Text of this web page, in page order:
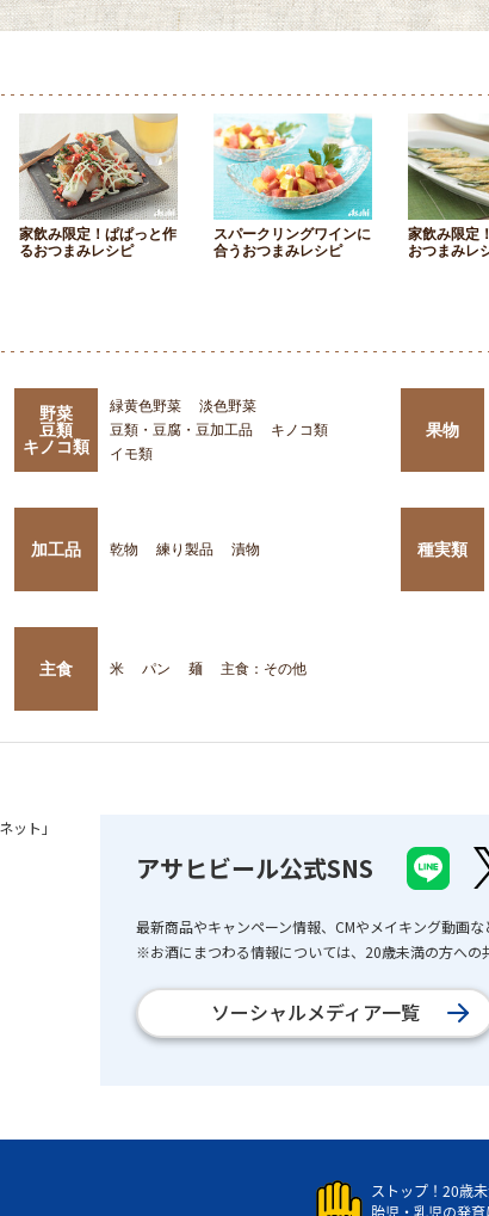
家飲み限定！ぱぱっと作
るおつまみレシピ
スパークリングワインに
合うおつまみレシピ
家飲み限定
おつまみレ
野菜
豆類
キノコ類
緑黄色野菜
淡色野菜
豆類・豆腐・豆加工品
キノコ類
イモ類
果物
加工品 乾物 練り製品 漬物 種実類
主食 米 パン 麺 主食：その他
ット」
アサヒビール公式SNS
最新商品やキャンペーン情報、CMやメイキング動画な
※お酒にまつわる情報については、20歳未満の方への
ソーシャルメディア一覧